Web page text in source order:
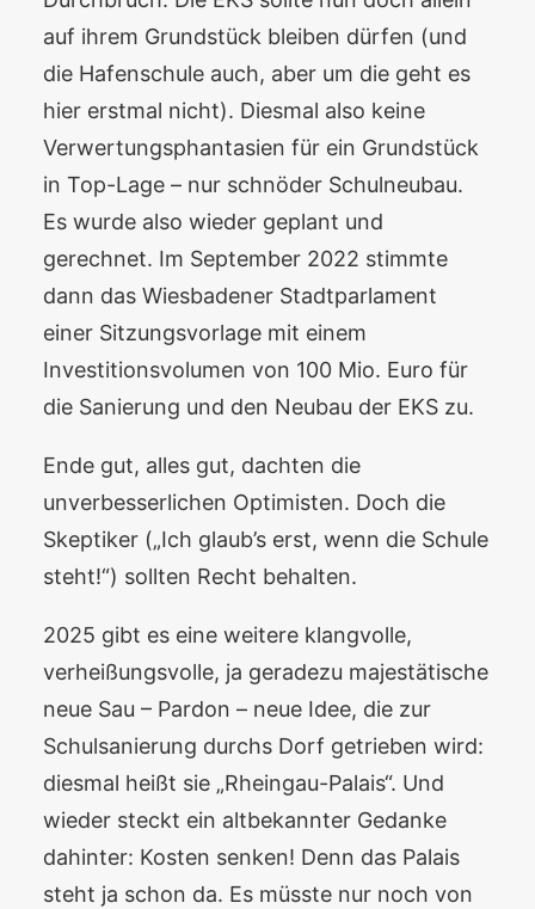
auf ihrem Grundstück bleiben dürfen (und
die Hafenschule auch, aber um die geht es
hier erstmal nicht). Diesmal also keine
Verwertungsphantasien für ein Grundstück
in Top-Lage – nur schnöder Schulneubau.
Es wurde also wieder geplant und
gerechnet. Im September 2022 stimmte
dann das Wiesbadener Stadtparlament
einer Sitzungsvorlage mit einem
Investitionsvolumen von 100 Mio. Euro für
die Sanierung und den Neubau der EKS zu.
Ende gut, alles gut, dachten die
unverbesserlichen Optimisten. Doch die
Skeptiker („Ich glaub’s erst, wenn die Schule
steht!“) sollten Recht behalten.
2025 gibt es eine weitere klangvolle,
verheißungsvolle, ja geradezu majestätische
neue Sau – Pardon – neue Idee, die zur
Schulsanierung durchs Dorf getrieben wird:
diesmal heißt sie „Rheingau-Palais“. Und
wieder steckt ein altbekannter Gedanke
dahinter: Kosten senken! Denn das Palais
steht ja schon da. Es müsste nur noch von